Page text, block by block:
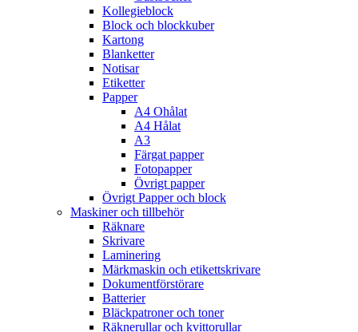
Kollegieblock
Block och blockkuber
Kartong
Blanketter
Notisar
Etiketter
Papper
A4 Ohålat
A4 Hålat
A3
Färgat papper
Fotopapper
Övrigt papper
Övrigt Papper och block
Maskiner och tillbehör
Räknare
Skrivare
Laminering
Märkmaskin och etikettskrivare
Dokumentförstörare
Batterier
Bläckpatroner och toner
Räknerullar och kvittorullar